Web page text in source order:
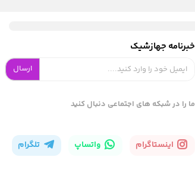
خبرنامه جهازشیک
ارسال
ما را در شبکه های اجتماعی دنبال کنید
اینستاگرام واتساپ تلگرام